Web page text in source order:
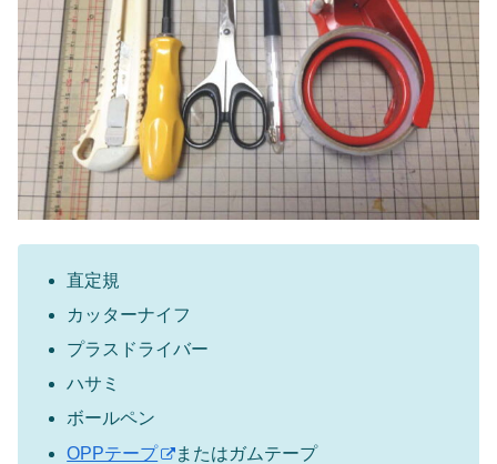
直定規
カッターナイフ
プラスドライバー
ハサミ
ボールペン
OPPテープ
またはガムテープ